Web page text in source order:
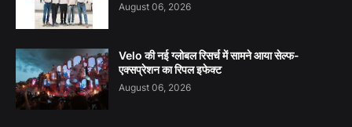
August 06, 2026
Velo की नई ग्लोबल रिसर्च में सामने आया सेल्फ-
एक्सप्रेशन का रिपल इफेक्ट
August 06, 2026